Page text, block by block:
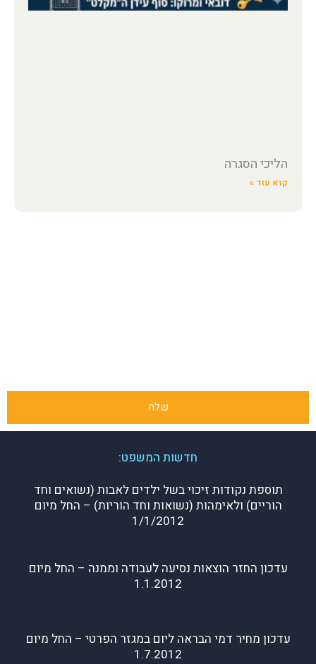
הליכי הסגרה
קרא עוד »
שלח
חדשות המשפט:
תוספת נקודות זיכוי בשל ילדים לאבות (נשואים וחד
הוריים) ולאימהות (נשואות וחד הוריות) – החל מיום
1/1/2012
עדכון החזר הוצאות נסיעה לעבודה וממנה – החל מיום
1.1.2012
עדכון מחיר דמי הבראה ליום במגזר הפרטי – החל מיום
1.7.2012